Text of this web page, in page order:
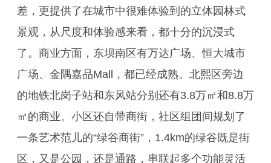
差，更提供了在城市中很难体验到的立体园林式
景观，从尺度和体验感来看，都十分的沉浸式
了。商业方面，东坝南区有万达广场、恒大城市
广场、金隅嘉品Mall，都已经成熟。北熙区旁边
的地铁北岗子站和东风站分别还有3.8万㎡和8.8万
㎡的商业。小区还自带商街，社区组团间规划了
一条艺术范儿的“绿谷商街”，1.4km的绿谷既是街
区，又是公园，还是通路，串联起多个功能灵活